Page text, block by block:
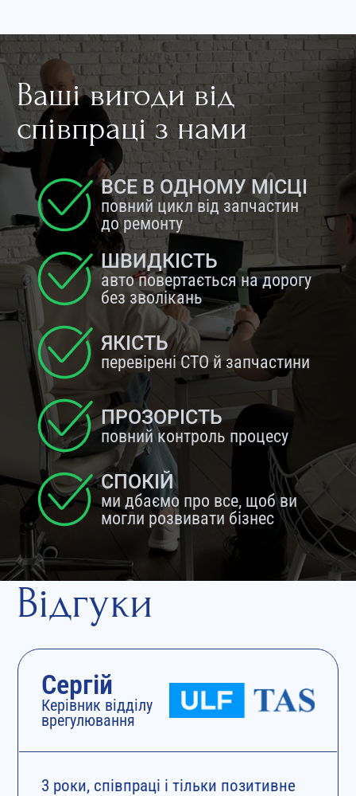
Ваші вигоди від
співпраці з нами
ВСЕ В ОДНОМУ МІСЦІ
повний цикл від запчастин
до ремонту
ШВИДКІСТЬ
авто повертається на дорогу
без зволікань
ЯКІСТЬ
перевірені СТО й запчастини
ПРОЗОРІСТЬ
повний контроль процесу
СПОКІЙ
ми дбаємо про все, щоб ви
могли розвивати бізнес
Відгуки
Сергій
Керівник відділу
врегулювання
3 роки, співпраці і тільки позитивне